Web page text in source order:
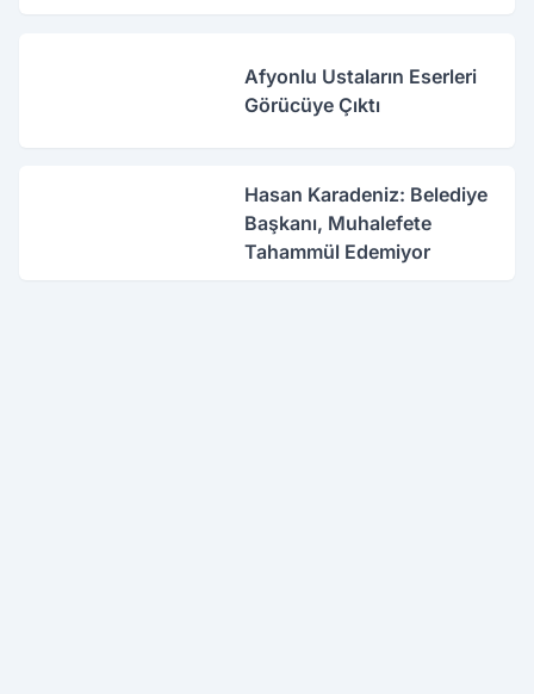
Afyonlu Ustaların Eserleri
Görücüye Çıktı
Hasan Karadeniz: Belediye
Başkanı, Muhalefete
Tahammül Edemiyor